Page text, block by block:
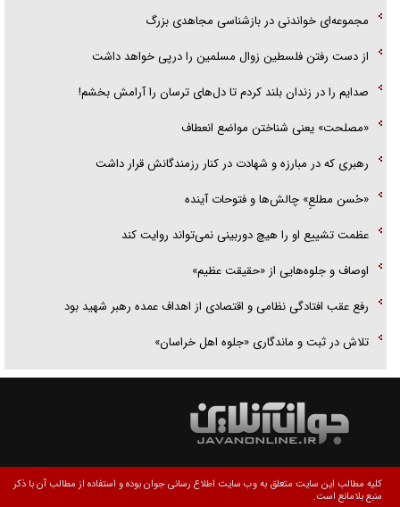
مجموعه‌ای خواندنی در بازشناسی مجاهدی بزرگ
از دست رفتن فلسطین زوال مسلمین را درپی خواهد داشت
صدایم را در زندان بلند کردم تا دل‌های ترسان را آرامش بخشم!
«مصلحت» یعنی شناختن مواضع انعطاف
رهبری که در مبارزه و شهادت در کنار رزمندگانش قرار داشت
«حُسن مطلعِ» چالش‌ها و فتوحات آینده
عظمت تشییع او را هیچ دوربینی نمی‌تواند روایت کند
اوصاف و جلوه‌هایی از «حقیقت عظیم»
رفع عقب افتادگی نظامی و اقتصادی از اهداف عمده رهبر شهید بود
تلاش در ثبت و ماندگاری «جلوه اهل خراسان»
کلیه مطالب این سایت متعلق به وب سایت اطلاع رسانی جوان بوده و استفاده از مطالب آن با ذکر
منبع بلامانع است.